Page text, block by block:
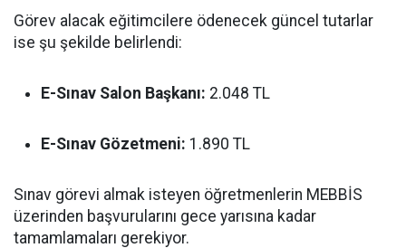
Görev alacak eğitimcilere ödenecek güncel tutarlar
ise şu şekilde belirlendi:
E-Sınav Salon Başkanı: 2.048 TL
E-Sınav Gözetmeni: 1.890 TL
Sınav görevi almak isteyen öğretmenlerin MEBBİS
üzerinden başvurularını gece yarısına kadar
tamamlamaları gerekiyor.